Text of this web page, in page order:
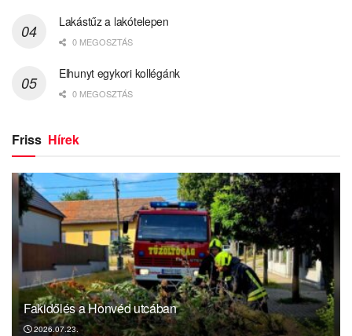
Lakástűz a lakótelepen
0 MEGOSZTÁS
Elhunyt egykori kollégánk
0 MEGOSZTÁS
Friss Hírek
Fakidőlés a Honvéd utcában
2026.07.23.